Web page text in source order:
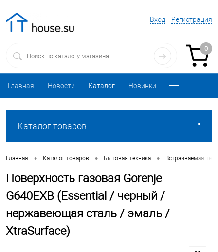
Вход Регистрация
0
Главная Новости Каталог Новинки
Каталог товаров
Главная • Каталог товаров • Бытовая техника • Встраиваемая
Поверхность газовая Gorenje
G640EXB (Essential / черный /
нержавеющая сталь / эмаль /
XtraSurface)